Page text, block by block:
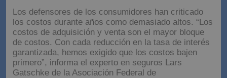
Los defensores de los consumidores han criticado
los costos durante años como demasiado altos. “Los
costos de adquisición y venta son el mayor bloque
de costos. Con cada reducción en la tasa de interés
garantizada, hemos exigido que los costos bajen
primero”, informa el experto en seguros Lars
Gatschke de la Asociación Federal de